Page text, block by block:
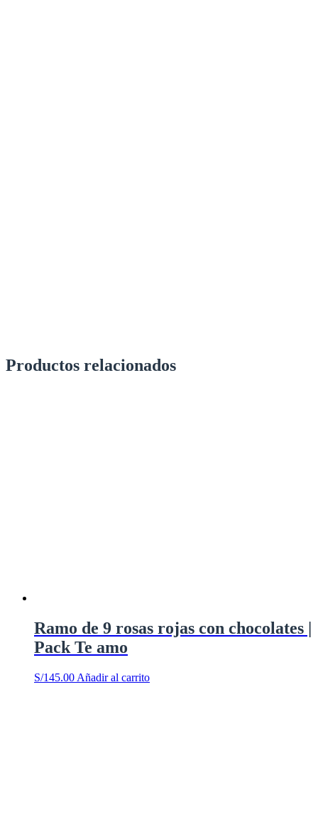
Productos relacionados
Ramo de 9 rosas rojas con chocolates |
Pack Te amo
S/145.00 Añadir al carrito